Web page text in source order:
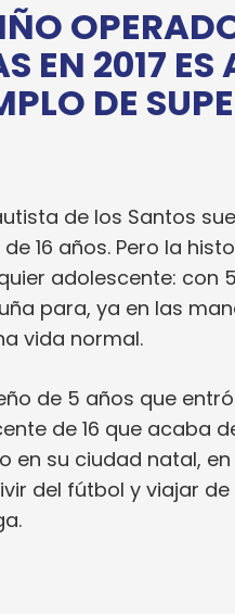
EN 2017
DE
de los Santos
de 16 años. Pero la
adolescente: con
para, ya en las
vida normal.
de 5 años que
de 16 que acaba
en su ciudad natal,
del fútbol y viajar